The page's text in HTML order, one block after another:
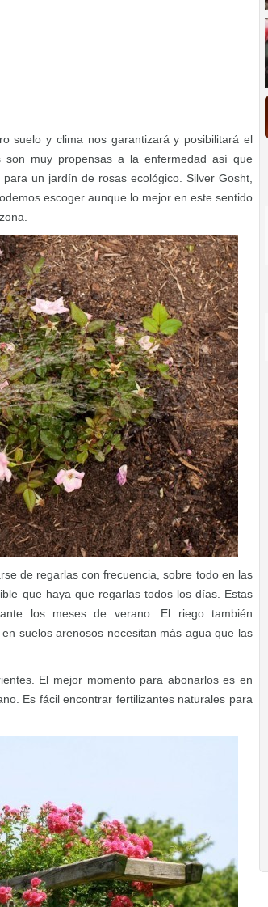
suelo y clima nos garantizará y posibilitará el
muy propensas a la enfermedad así que
un jardín de rosas ecológico. Silver Gosht,
escoger aunque lo mejor en este sentido
de regarlas con frecuencia, sobre todo en las
que haya que regarlas todos los días. Estas
los meses de verano. El riego también
suelos arenosos necesitan más agua que las
El mejor momento para abonarlos es en
Es fácil encontrar fertilizantes naturales para